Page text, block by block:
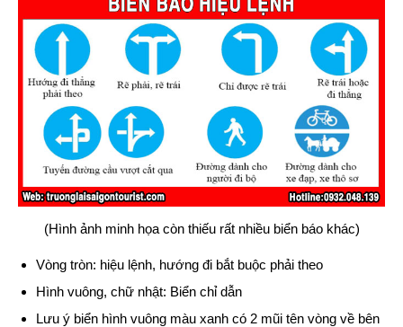
(Hình ảnh minh họa còn thiếu rất nhiều biển báo khác)
Vòng tròn: hiệu lệnh, hướng đi bắt buộc phải theo
Hình vuông, chữ nhật: Biển chỉ dẫn
Lưu ý biển hình vuông màu xanh có 2 mũi tên vòng về bên